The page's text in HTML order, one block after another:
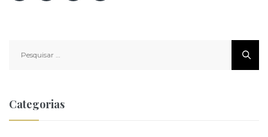
por:
Categorias